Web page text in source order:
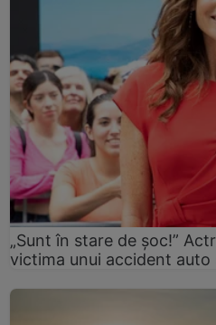
„Sunt în stare de șoc!”
victima unui accident auto